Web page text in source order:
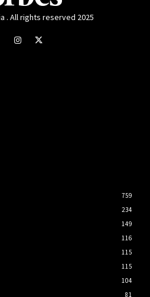
. All rights reserved 2025
759
234
149
116
115
115
104
81